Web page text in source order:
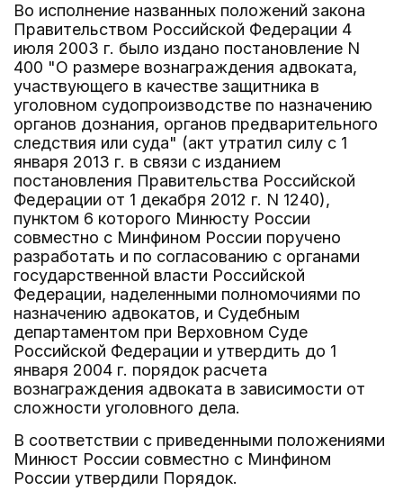
Во исполнение названных положений закона
Правительством Российской Федерации 4
июля 2003 г. было издано постановление N
400 "О размере вознаграждения адвоката,
участвующего в качестве защитника в
уголовном судопроизводстве по назначению
органов дознания, органов предварительного
следствия или суда" (акт утратил силу с 1
января 2013 г. в связи с изданием
постановления Правительства Российской
Федерации от 1 декабря 2012 г. N 1240),
пунктом 6 которого Минюсту России
совместно с Минфином России поручено
разработать и по согласованию с органами
государственной власти Российской
Федерации, наделенными полномочиями по
назначению адвокатов, и Судебным
департаментом при Верховном Суде
Российской Федерации и утвердить до 1
января 2004 г. порядок расчета
вознаграждения адвоката в зависимости от
сложности уголовного дела.
В соответствии с приведенными положениями
Минюст России совместно с Минфином
России утвердили Порядок.